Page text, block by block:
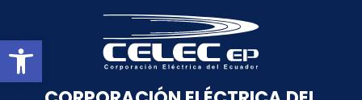
Abrir barra de herramientas